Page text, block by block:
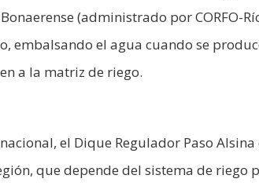
(administrado por CORFO-
embalsando el agua cuando se
a la matriz de riego.
el Dique Regulador Paso
que depende del sistema de riego